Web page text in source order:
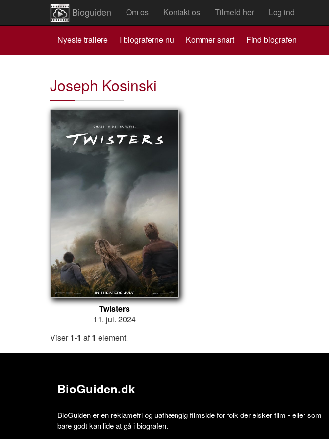
Bioguiden Om os Kontakt os Tilmeld her Log ind
Nyeste trailere I biograferne nu Kommer snart Find biografen
Joseph Kosinski
Twisters
11. jul. 2024
Viser1-1 af1 element.
BioGuiden.dk
BioGuiden er en reklamefri og uafhængig filmside for folk der elsker film - eller som
bare godt kan lide at gå i biografen.